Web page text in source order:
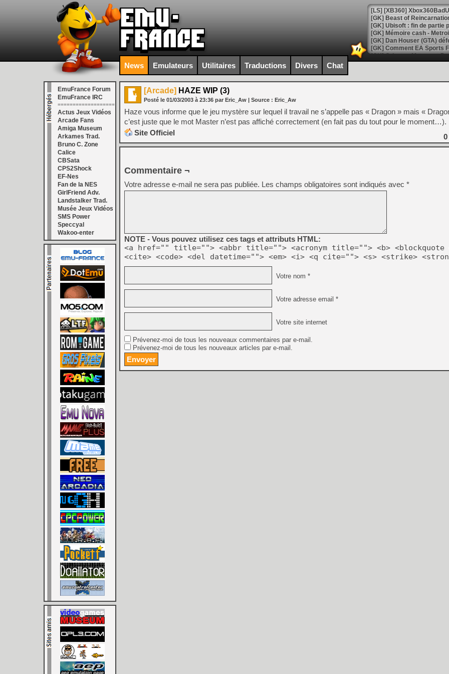
[GK] Beast of
[GK] Ubisoft : fin de partie
[GK] Mémoire cash -
[GK] Dan Houser (GTA)
[GK] Comment EA Sports
[GK] Crimson Moon : un
[GK] Isle of Reveries : le
[GK] Moonlighter 2 : The
[GK] Capcom relance
[Mo5] Deux inédits du
[GK] Le beat'em up The
[GK] Endless Legend 2 :
[LS] [PS5] Le WebKit
[GK] Oubliez Crazy Taxi,
[LS] [Switch] NSZ 5.0.0
[GK] No More Room in
[GK] Un chatbot Atelier
[GK] Mémoire cash -
[GK] Nvidia : le prix des
[GK] Suikoden Star Leap
[Mo5] La mini borne
[GK] Atari renoue avec les
[GK] Le studio de FIFA
[GK] La PlayStation 1 en
[GK] Dawn of War 4 : les
[GK] CloverPit : l'héritier
[GK] Stellar Blade : Blood
[GK] Palworld Online est
[GK] Wuchang 2 : le
[GK] Minecraft et ses «
News Emulateurs Utilitaires Traductions Divers Chat
EmuFrance Forum
EmuFrance IRC
===================
Actus Jeux Vidéos
Arcade Fans
Amiga Museum
Arkames Trad.
Bruno C. Zone
Calice
CBSata
CPS2Shock
EF-Nes
Fan de la NES
GirlFriend Adv.
Landstalker Trad.
Musée Jeux Vidéos
SMS Power
Speccyal
Wakoo-enter
[Arcade] HAZE WIP (3)
Posté le 01/03/2003 à 23:36 par Eric_Aw | Source : Eric_Aw
Haze vous informe que le jeu mystère sur lequel il travail ne s’appelle pas « Dragon » mais «
c’est juste que le mot Master n’est pas affiché correctement (en fait pas du tout pour le moment…).
Site Officiel
0
Commentaire ¬
Votre adresse e-mail ne sera pas publiée. Les champs obligatoires sont indiqués avec *
NOTE - Vous pouvez utilisez ces tags et attributs HTML:
<a href="" title=""> <abbr title=""> <acronym title=""> <b> <blockquote
<cite> <code> <del datetime=""> <em> <i> <q cite=""> <s> <strike>
Votre nom *
Votre adresse email *
Votre site internet
Prévenez-moi de tous les nouveaux commentaires par e-mail.
Prévenez-moi de tous les nouveaux articles par e-mail.